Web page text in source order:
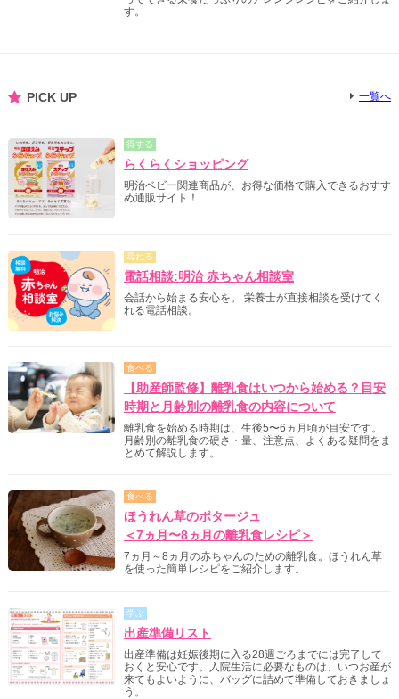
す。
PICK UP 一覧へ
得する
らくらくショッピング
明治ベビー関連商品が、お得な価格で購入できるおすす
め通販サイト！
尋ねる
電話相談:明治 赤ちゃん相談室
会話から始まる安心を。 栄養士が直接相談を受けてく
れる電話相談。
食べる
【助産師監修】離乳食はいつから始める？目安
時期と月齢別の離乳食の内容について
離乳食を始める時期は、生後5〜6ヵ月頃が目安です。
月齢別の離乳食の硬さ・量、注意点、よくある疑問をま
とめて解説します。
食べる
ほうれん草のポタージュ
＜7ヵ月〜8ヵ月の離乳食レシピ＞
7ヵ月～8ヵ月の赤ちゃんのための離乳食。ほうれん草
を使った簡単レシピをご紹介します。
学ぶ
出産準備リスト
出産準備は妊娠後期に入る28週ごろまでには完了して
おくと安心です。入院生活に必要なものは、いつお産が
来てもよいように、バッグに詰めて準備しておきましょ
う。